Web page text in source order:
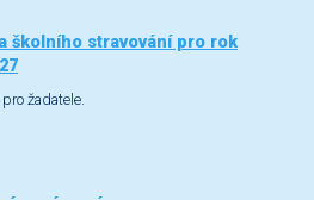
školního stravování pro rok
žadatele.